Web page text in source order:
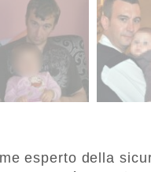
esperto della